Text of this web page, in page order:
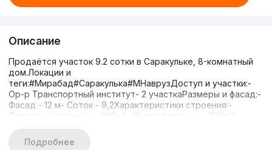
Описание
Продаётся участок 9.2 сотки в Саракульке, 8-комнатный
дом.Локации и
теги:#Мирабад#Саракулька#МНаврузДоступ и участки:-
Ор-р Транспортный институт- 2 участкаРазмеры и фасад:-
Фасад - 12 м- Соток - 9,2Характеристики строения:-
Площадь строения - 300м2- Жилая площадь - 230м2-
раздельно- Ремонт - Средний- Мебель и техника
Подробнее